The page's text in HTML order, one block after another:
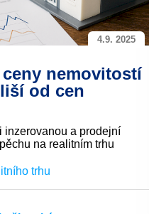
4.9. 2025
ceny nemovitostí
od cen
inzerovanou a prodejní
na realitním trhu
trhu